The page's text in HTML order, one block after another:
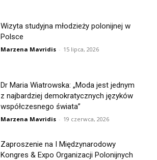
Wizyta studyjna młodzieży polonijnej w
Polsce
Marzena Mavridis - 15 lipca, 2026
Dr Maria Wiatrowska: „Moda jest jednym
z najbardziej demokratycznych języków
współczesnego świata”
Marzena Mavridis - 19 czerwca, 2026
Zaproszenie na I Międzynarodowy
Kongres & Expo Organizacji Polonijnych